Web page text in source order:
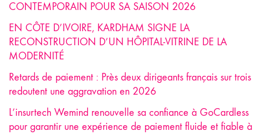
CONTEMPORAIN POUR SA SAISON 2026
EN CÔTE D’IVOIRE, KARDHAM SIGNE LA
RECONSTRUCTION D’UN HÔPITAL-VITRINE DE LA
MODERNITÉ
Retards de paiement : Près deux dirigeants français sur trois
redoutent une aggravation en 2026
L’insurtech Wemind renouvelle sa confiance à GoCardless
pour garantir une expérience de paiement fluide et fiable à